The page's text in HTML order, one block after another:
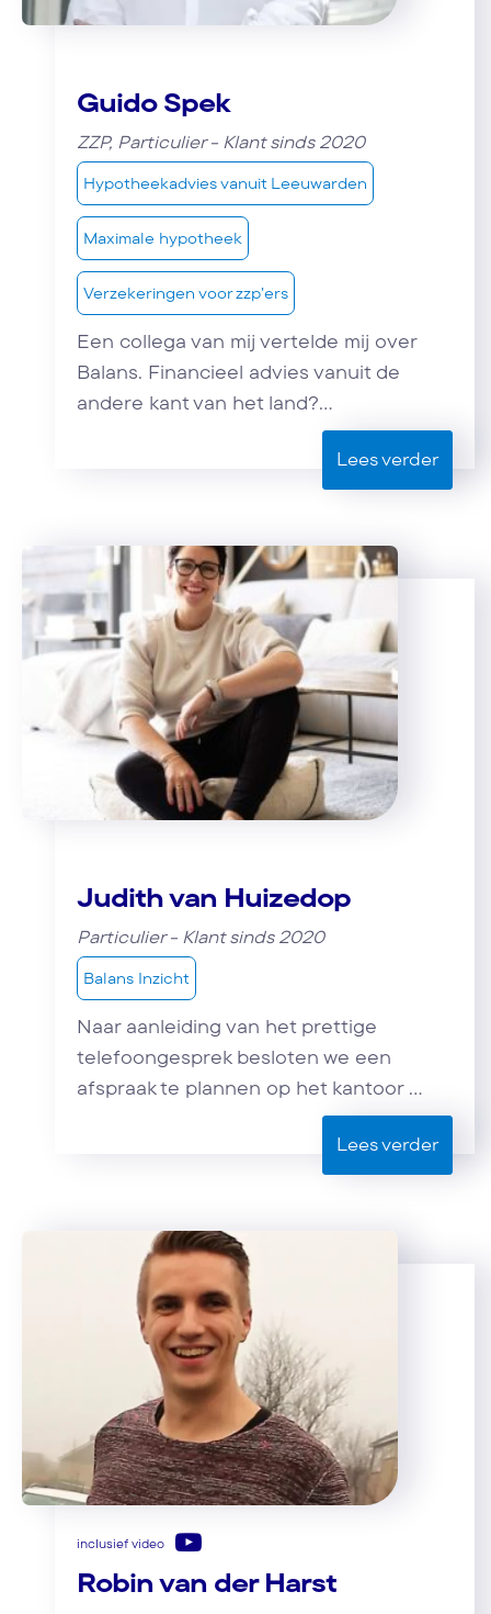
Guido Spek
ZZP, Particulier - Klant sinds 2020
Hypotheekadvies vanuit Leeuwarden
Maximale hypotheek
Verzekeringen voor zzp’ers
Een collega van mij vertelde mij over
Balans. Financieel advies vanuit de
andere kant van het land?...
Lees verder
Judith van Huizedop
Particulier - Klant sinds 2020
Balans Inzicht
Naar aanleiding van het prettige
telefoongesprek besloten we een
afspraak te plannen op het kantoor ...
Lees verder
inclusief video
Robin van der Harst